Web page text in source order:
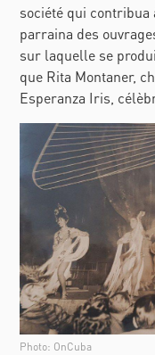
société qui
parraina des
sur laquelle se
que Rita Montaner,
Esperanza Iris,
Photo: OnCuba